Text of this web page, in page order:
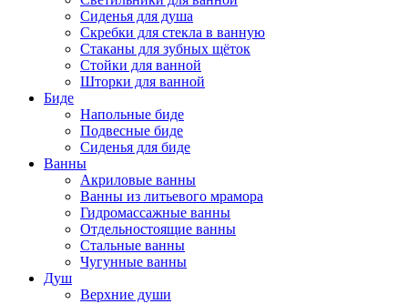
Сиденья для душа
Скребки для стекла в ванную
Стаканы для зубных щёток
Стойки для ванной
Шторки для ванной
Биде
Напольные биде
Подвесные биде
Сиденья для биде
Ванны
Акриловые ванны
Ванны из литьевого мрамора
Гидромассажные ванны
Отдельностоящие ванны
Стальные ванны
Чугунные ванны
Душ
Верхние души